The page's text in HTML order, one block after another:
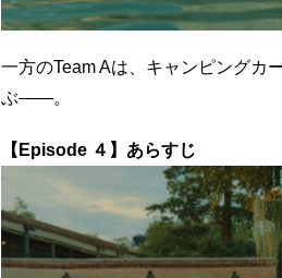
一方のTeam Aは、キャンピングカ
ぶ――。
【Episode ４】あらすじ